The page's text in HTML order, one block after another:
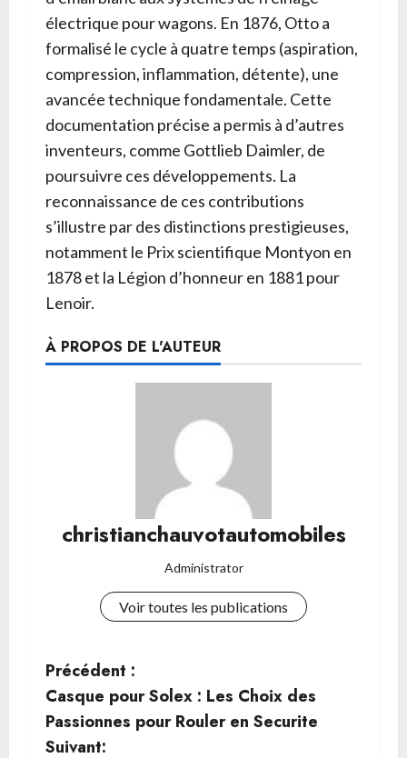
électrique pour wagons. En 1876, Otto a
formalisé le cycle à quatre temps (aspiration,
compression, inflammation, détente), une
avancée technique fondamentale. Cette
documentation précise a permis à d’autres
inventeurs, comme Gottlieb Daimler, de
poursuivre ces développements. La
reconnaissance de ces contributions
s’illustre par des distinctions prestigieuses,
notamment le Prix scientifique Montyon en
1878 et la Légion d’honneur en 1881 pour
Lenoir.
À PROPOS DE L'AUTEUR
christianchauvotautomobiles
Administrator
Voir toutes les publications
N
a
Précédent :
Casque pour Solex : Les Choix des
Passionnes pour Rouler en Securite
Suivant: